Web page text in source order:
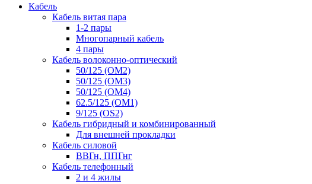
Кабель
Кабель витая пара
1-2 пары
Многопарный кабель
4 пары
Кабель волоконно-оптический
50/125 (OM2)
50/125 (OM3)
50/125 (OM4)
62.5/125 (OM1)
9/125 (OS2)
Кабель гибридный и комбинированный
Для внешней прокладки
Кабель силовой
ВВГн, ППГнг
Кабель телефонный
2 и 4 жилы